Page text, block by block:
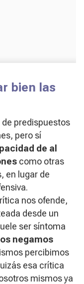
bien las
predispuestos
pero sí
de al
como otras
en lugar de
nos ofende,
desde un
ser síntoma
negamos
percibimos
esa crítica
mismos ya